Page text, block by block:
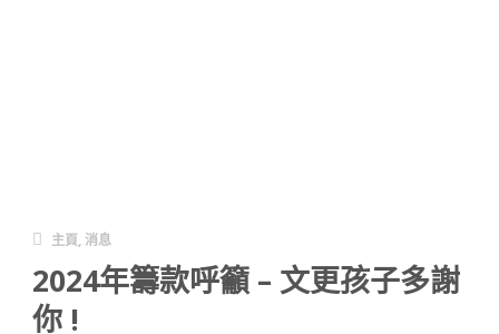
主頁, 消息
2024年籌款呼籲 – 文更孩子多謝
你 !